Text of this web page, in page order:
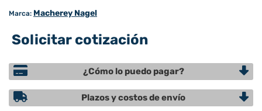
Marca: Macherey Nagel
Solicitar cotización
¿Cómo lo puedo pagar?
Plazos y costos de envío